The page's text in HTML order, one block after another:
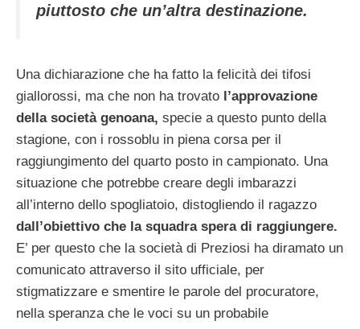
piuttosto che un’altra destinazione.
Una dichiarazione che ha fatto la felicità dei tifosi
giallorossi, ma che non ha trovato l’approvazione
della società genoana, specie a questo punto della
stagione, con i rossoblu in piena corsa per il
raggiungimento del quarto posto in campionato. Una
situazione che potrebbe creare degli imbarazzi
all’interno dello spogliatoio, distogliendo il ragazzo
dall’obiettivo che la squadra spera di raggiungere.
E’ per questo che la società di Preziosi ha diramato un
comunicato attraverso il sito ufficiale, per
stigmatizzare e smentire le parole del procuratore,
nella speranza che le voci su un probabile